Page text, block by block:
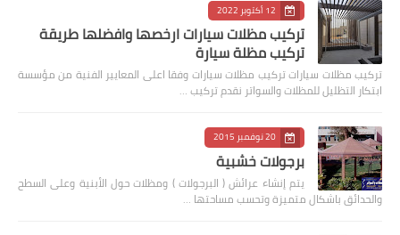
12 أكتوبر 2022
تركيب مظلات سيارات ارخصها وافضلها طريقة
تركيب مظلة سيارة
‏تركيب مظلات سيارات تركيب مظلات سيارات وفقا اعلى المعايير الفنية من مؤسسة
ابتكار التظليل للمظلات والسواتر نقدم تركيب …
20 نوفمبر 2015
برجولات خشبية
يتم إنشاء عرائش ( البرجولات ) ومظلات حول الأبنية وعلى السطح
والحدائق باشكال متميزة وتحسب مساحتها …